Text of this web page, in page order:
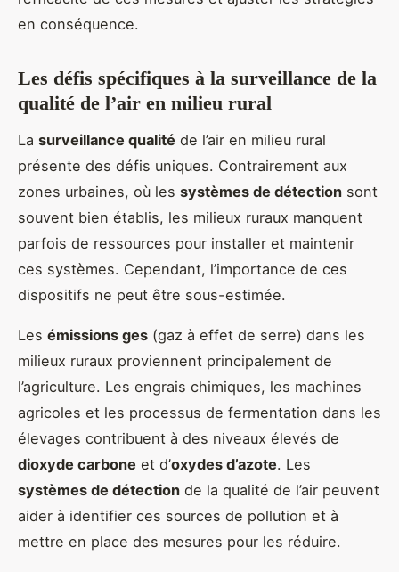
en conséquence.
Les défis spécifiques à la surveillance de la
qualité de l’air en milieu rural
La surveillance qualité de l’air en milieu rural
présente des défis uniques. Contrairement aux
zones urbaines, où les systèmes de détection sont
souvent bien établis, les milieux ruraux manquent
parfois de ressources pour installer et maintenir
ces systèmes. Cependant, l’importance de ces
dispositifs ne peut être sous-estimée.
Les émissions ges (gaz à effet de serre) dans les
milieux ruraux proviennent principalement de
l’agriculture. Les engrais chimiques, les machines
agricoles et les processus de fermentation dans les
élevages contribuent à des niveaux élevés de
dioxyde carbone et d’oxydes d’azote. Les
systèmes de détection de la qualité de l’air peuvent
aider à identifier ces sources de pollution et à
mettre en place des mesures pour les réduire.